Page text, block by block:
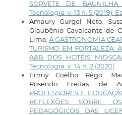
SORVETE DE BAUNILHA
Tecnologia: v. 13 n. 5 (2019):
Amaury Gurgel Neto,
Glaubênio Cavalcante de
Lima, A GASTRONOMIA
TURISMO EM FORTALEZA:
A&B DOS HOTÉIS
Tecnologia: v. 14 n. 2 (2020)
Ernny Coêlho Rêgo,
Rosendo Freitas de
PROFESSORES E
REFLEXÕES SOBRE
PEDAGÓGICOS DAS